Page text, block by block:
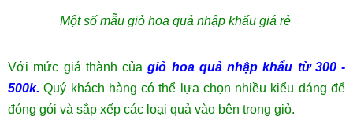
Một số mẫu giỏ hoa quả nhập khẩu giá rẻ
Với mức giá thành củagiỏ hoa quả nhập khẩu từ 300 -
500k. Quý khách hàng có thể lựa chọn nhiều kiểu dáng để
đóng gói và sắp xếp các loại quả vào bên trong giỏ.